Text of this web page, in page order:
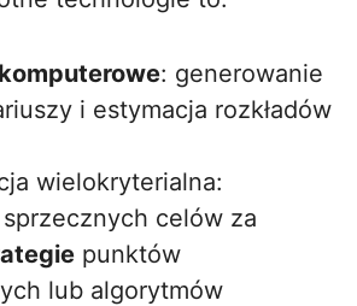
: generowanie
i estymacja rozkładów
wielokryterialna:
celów za
punktów
lub algorytmów